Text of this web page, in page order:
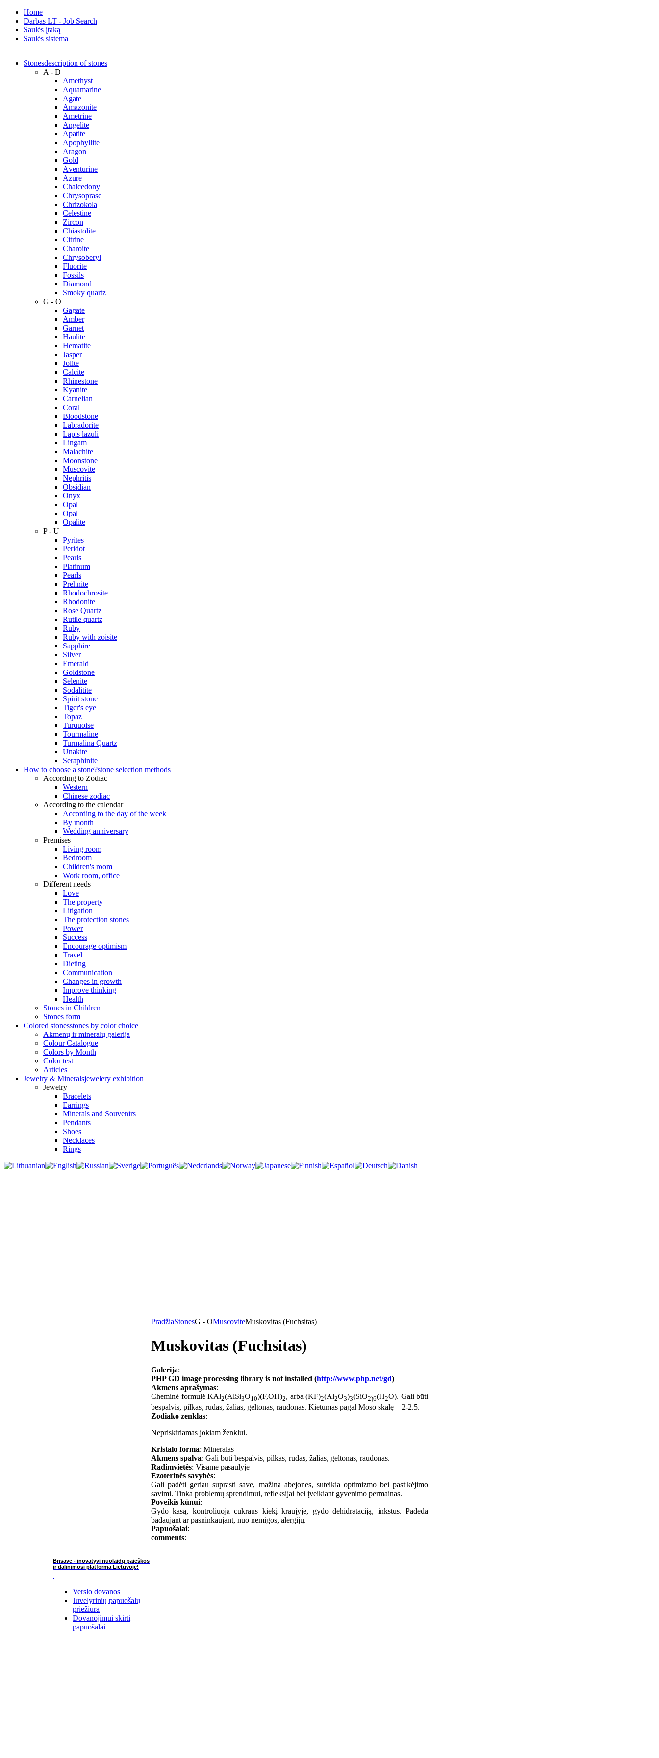
Home
Darbas LT - Job Search
Saulės įtaką
Saulės sistema
Stonesdescription of stones
A - D
Amethyst
Aquamarine
Agate
Amazonite
Ametrine
Angelite
Apatite
Apophyllite
Aragon
Gold
Аventurine
Azure
Chalcedony
Chrysoprase
Chrizokola
Celestine
Zircon
Chiastolite
Citrine
Charoite
Chrysoberyl
Fluorite
Fossils
Diamond
Smoky quartz
G - O
Gagate
Amber
Garnet
Haulite
Hematite
Jasper
Jolite
Calcite
Rhinestone
Kyanite
Carnelian
Coral
Bloodstone
Labradorite
Lapis lazuli
Lingam
Malachite
Moonstone
Muscovite
Nephritis
Obsidian
Onyx
Opal
Opal
Opalite
P - U
Pyrites
Peridot
Pearls
Platinum
Pearls
Prehnite
Rhodochrosite
Rhodonite
Rose Quartz
Rutile quartz
Ruby
Ruby with zoisite
Sapphire
Silver
Emerald
Goldstone
Selenite
Sodalitite
Spirit stone
Tiger's eye
Topaz
Turquoise
Tourmaline
Turmalina Quartz
Unakite
Seraphinite
How to choose a stone?stone selection methods
According to Zodiac
Western
Chinese zodiac
According to the calendar
According to the day of the week
By month
Wedding anniversary
Premises
Living room
Bedroom
Children's room
Work room, office
Different needs
Love
The property
Litigation
The protection stones
Power
Success
Encourage optimism
Travel
Dieting
Communication
Changes in growth
Improve thinking
Health
Stones in Children
Stones form
Colored stonesstones by color choice
Akmenų ir mineralų galerija
Colour Catalogue
Colors by Month
Color test
Articles
Jewelry & Mineralsjewelery exhibition
Jewelry
Bracelets
Earrings
Minerals and Souvenirs
Pendants
Shoes
Necklaces
Rings
PradžiaStonesG - OMuscoviteMuskovitas (Fuchsitas)
Muskovitas (Fuchsitas)
Galerija:
PHP GD image processing library is not installed (http://www.php.net/gd)
Akmens aprašymas:
Cheminė formulė KAl2(AlSi3O10)(F,OH)2, arba (KF)2(Al2O3)3(SiO2)6(H2O). Gali būti
bespalvis, pilkas, rudas, žalias, geltonas, raudonas. Kietumas pagal Moso skalę – 2-2.5.
Zodiako zenklas:
Nepriskiriamas jokiam ženklui.
Kristalo forma: Mineralas
Akmens spalva: Gali būti bespalvis, pilkas, rudas, žalias, geltonas, raudonas.
Radimvietės: Visame pasaulyje
Ezoterinės savybės:
Gali padėti geriau suprasti save, mažina abejones, suteikia optimizmo bei pastikėjimo
savimi. Tinka problemų sprendimui, refleksijai bei įveikiant gyvenimo permainas.
Poveikis kūnui:
Gydo kasą, kontroliuoja cukraus kiekį kraujyje, gydo dehidrataciją, inkstus. Padeda
badaujant ar pasninkaujant, nuo nemigos, alergijų.
Papuošalai:
comments:
Bnsave - inovatyvi nuolaidų paieškos
ir dalinimosi platforma Lietuvoje!
Verslo dovanos
Juvelyrinių papuošalų
priežiūra
Dovanojimui skirti
papuošalai